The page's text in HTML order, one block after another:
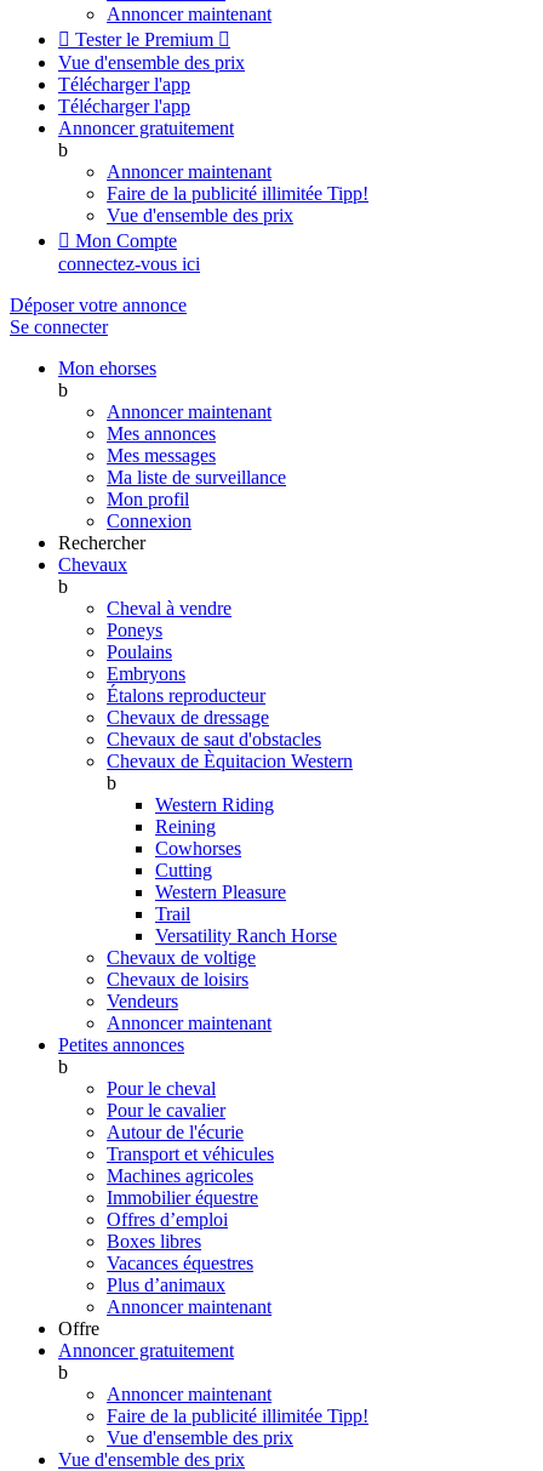
Annoncer maintenant
 Tester le Premium 
Vue d'ensemble des prix
Télécharger l'app
Télécharger l'app
Annoncer gratuitement
b
Annoncer maintenant
Faire de la publicité illimitée Tipp!
Vue d'ensemble des prix
 Mon Compte
connectez-vous ici
Déposer votre annonce
Se connecter
Mon ehorses
b
Annoncer maintenant
Mes annonces
Mes messages
Ma liste de surveillance
Mon profil
Connexion
Rechercher
Chevaux
b
Cheval à vendre
Poneys
Poulains
Embryons
Étalons reproducteur
Chevaux de dressage
Chevaux de saut d'obstacles
Chevaux de Èquitacion Western
b
Western Riding
Reining
Cowhorses
Cutting
Western Pleasure
Trail
Versatility Ranch Horse
Chevaux de voltige
Chevaux de loisirs
Vendeurs
Annoncer maintenant
Petites annonces
b
Pour le cheval
Pour le cavalier
Autour de l'écurie
Transport et véhicules
Machines agricoles
Immobilier équestre
Offres d’emploi
Boxes libres
Vacances équestres
Plus d’animaux
Annoncer maintenant
Offre
Annoncer gratuitement
b
Annoncer maintenant
Faire de la publicité illimitée Tipp!
Vue d'ensemble des prix
Vue d'ensemble des prix